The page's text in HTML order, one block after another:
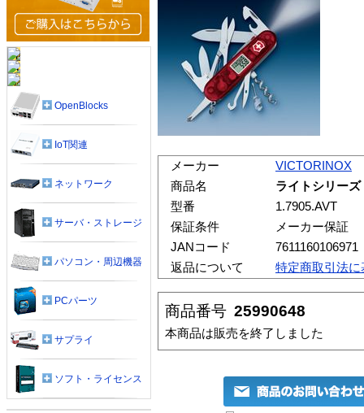
メーカー
VICTORINOX
商品名
ライトシリー
型番
1.7905.AVT
保証条件
メーカー保証
JANコード
7611160106971
返品について
特定商取引法
商品番号 25990648
本商品は販売を終了しました
OpenBlocks
IoT関連
ネットワーク
サーバ・ストレージ
パソコン・周辺機器
PCパーツ
サプライ
ソフト・ライセンス